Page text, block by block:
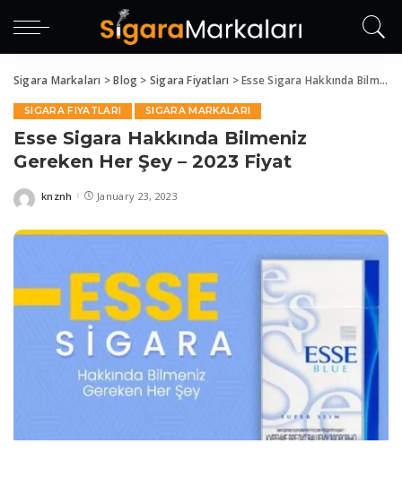
Sigara Markaları >Blog > Sigara Fiyatları >Esse Sigara Hakkında Bilmeniz Gereken Her Şey – 2023 Fiyat
SIGARA FIYATLARI SIGARA MARKALARI
Esse Sigara Hakkında Bilmeniz
Gereken Her Şey – 2023 Fiyat
Posted
knznh January 23, 2023